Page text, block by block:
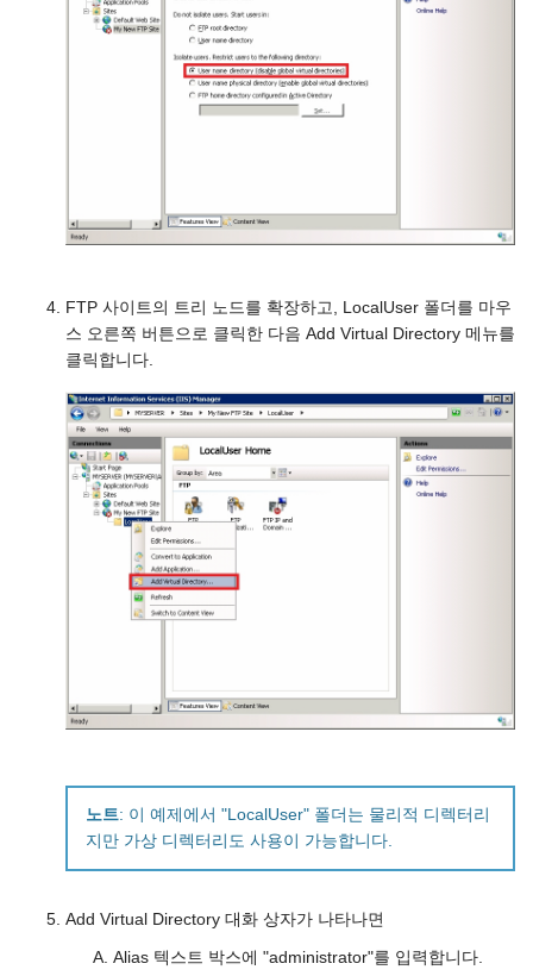
FTP 사이트의 트리 노드를 확장하고, LocalUser 폴더를 마우
스 오른쪽 버튼으로 클릭한 다음 Add Virtual Directory 메뉴를
클릭합니다.
노트: 이 예제에서 "LocalUser" 폴더는 물리적 디렉터리
지만 가상 디렉터리도 사용이 가능합니다.
Add Virtual Directory 대화 상자가 나타나면
Alias 텍스트 박스에 "administrator"를 입력합니다.